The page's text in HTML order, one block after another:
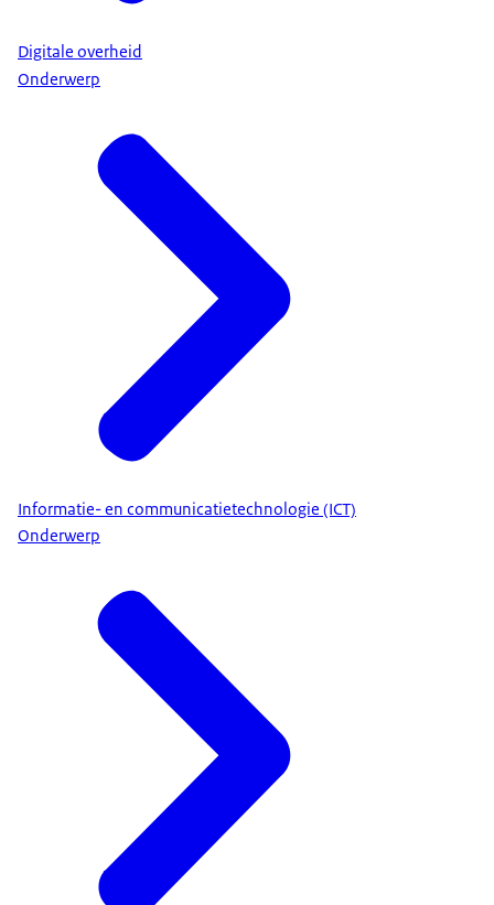
Digitale overheid
Onderwerp
Informatie- en communicatietechnologie (ICT)
Onderwerp